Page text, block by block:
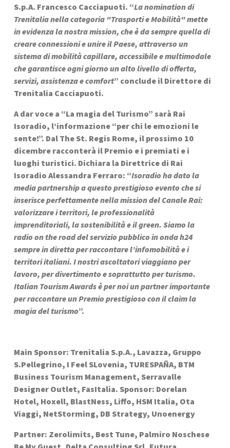
S.p.A. Francesco Cacciapuoti. “La nomination di
Trenitalia nella categoria "Trasporti e Mobilità" mette
in evidenza la nostra mission, che è da sempre quella di
creare connessioni e unire il Paese, attraverso un
sistema di mobilità capillare, accessibile e multimodale
che garantisce ogni giorno un alto livello di offerta,
servizi, assistenza e comfort” conclude il Direttore di
Trenitalia Cacciapuoti.
A dar voce a “La magia del Turismo” sarà Rai
Isoradio, l’informazione “per chi le emozioni le
sente!”. Dal The St. Regis Rome, il prossimo 10
dicembre racconterà il Premio e i premiati e i
luoghi turistici. Dichiara la Direttrice di Rai
Isoradio Alessandra Ferraro: “Isoradio ha dato la
media partnership a questo prestigioso evento che si
inserisce perfettamente nella mission del Canale Rai:
valorizzare i territori, le professionalità
imprenditoriali, la sostenibilità e il green. Siamo la
radio on the road del servizio pubblico in onda h24
sempre in diretta per raccontare l’infomobilità e i
territori italiani. I nostri ascoltatori viaggiano per
lavoro, per divertimento e soprattutto per turismo.
Italian Tourism Awards è per noi un partner importante
per raccontare un Premio prestigioso con il claim la
magia del turismo”.
Main Sponsor: Trenitalia S.p.A., Lavazza, Gruppo
S.Pellegrino, I Feel SLovenia, TURESPAÑA, BTM
Business Tourism Management, Serravalle
Designer Outlet, FasItalia. Sponsor: Dorelan
Hotel, Hoxell, BlastNess, Liffo, HSM Italia, Ota
Viaggi, NetStorming, DB Strategy, Unoenergy
Partner: Zerolimits, Best Tune, Palmiro Noschese